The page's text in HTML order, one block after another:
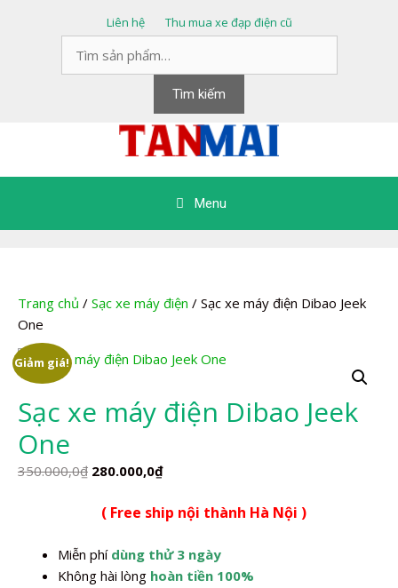
Liên hệ
Thu mua xe đạp điện cũ
kiếm:
Tìm kiếm
Menu
Trang chủ / Sạc xe máy điện / Sạc xe máy điện Dibao Jeek
One
Giảm giá!
Sạc xe máy điện Dibao Jeek
One
350.000,0₫ Giá
là:
280.000,0₫Giá
tại
280.000,0₫.
( Free ship nội thành Hà Nội )
Miễn phí dùng thử 3 ngày
Không hài lòng hoàn tiền 100%